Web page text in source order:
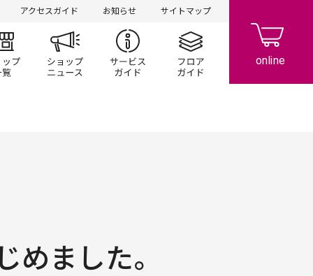
アクセスガイド お知らせ サイトマップ
/キャンペーン
ショップ一覧 ショップニュースサービスガイドフロアガイド
めました。